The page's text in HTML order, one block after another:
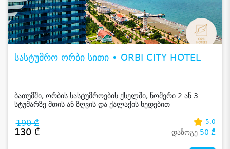
სასტუმრო ორბი სითი • ORBI CITY HOTEL
ბათუმში, ორბის სასტუმროების ქსელში, ნომერი 2 ან 3
სტუმარზე მთის ან ზღვის და ქალაქის ხედებით
190 ₾
130 ₾
5.0
დაზოგე 50 ₾